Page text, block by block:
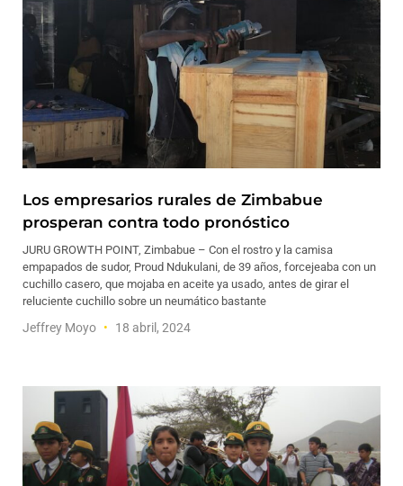
Los empresarios rurales de Zimbabue
prosperan contra todo pronóstico
JURU GROWTH POINT, Zimbabue – Con el rostro y la camisa
empapados de sudor, Proud Ndukulani, de 39 años, forcejeaba con un
cuchillo casero, que mojaba en aceite ya usado, antes de girar el
reluciente cuchillo sobre un neumático bastante
Jeffrey Moyo 18 abril, 2024